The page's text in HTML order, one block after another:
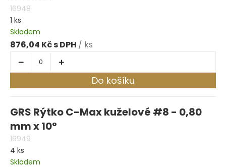
16948
1 ks
Skladem
876,04 Kč / ks
Do košíku
GRS Rýtko C-Max kuželové #8 - 0,80
mm x 10°
16949
4 ks
Skladem